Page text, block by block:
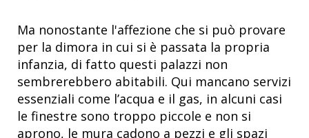
Ma nonostante l'affezione che si può provare
per la dimora in cui si è passata la propria
infanzia, di fatto questi palazzi non
sembrerebbero abitabili. Qui mancano servizi
essenziali come l’acqua e il gas, in alcuni casi
le finestre sono troppo piccole e non si
aprono, le mura cadono a pezzi e gli spazi